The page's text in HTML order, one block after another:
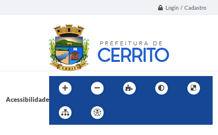
Login / Cadastro
Acessibilidade